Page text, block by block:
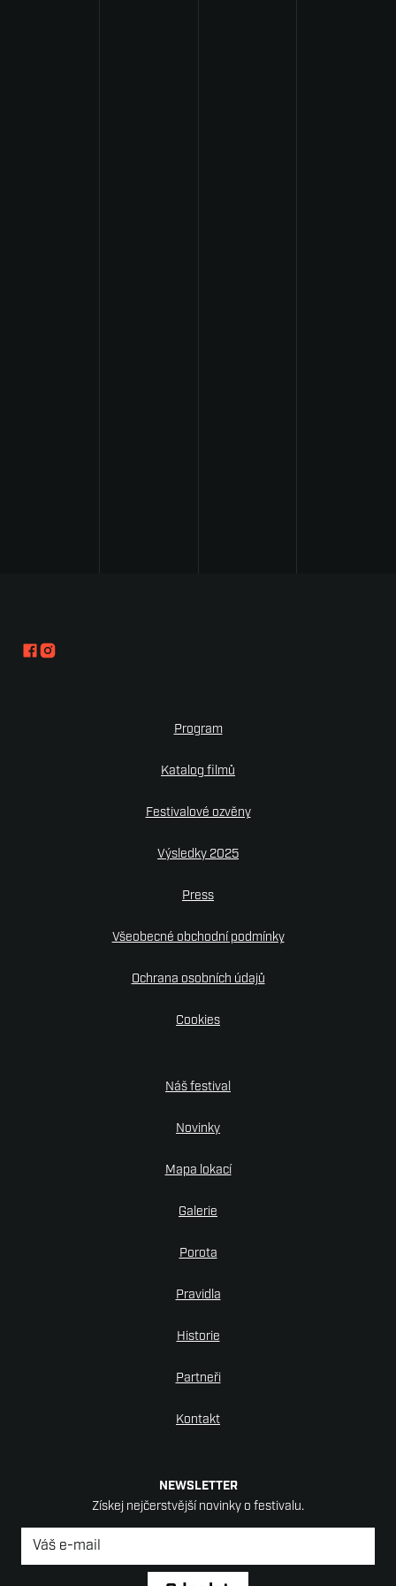
Program
Katalog filmů
Festivalové ozvěny
Výsledky 2025
Press
Všeobecné obchodní podmínky
Ochrana osobních údajů
Cookies
Náš festival
Novinky
Mapa lokací
Galerie
Porota
Pravidla
Historie
Partneři
Kontakt
NEWSLETTER
Získej nejčerstvější novinky o festivalu.
Newsletter *